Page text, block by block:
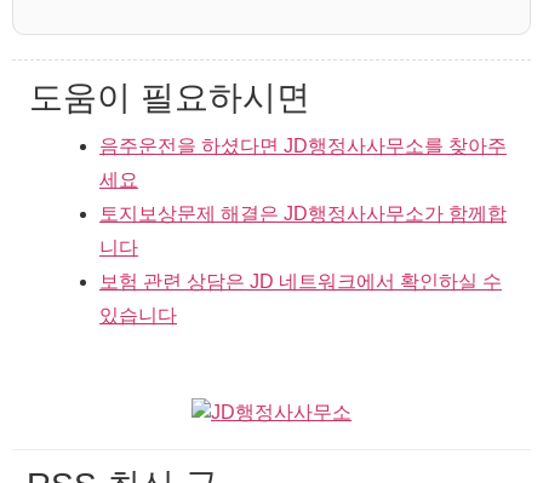
도움이 필요하시면
음주운전을 하셨다면 JD행정사사무소를 찾아주
세요
토지보상문제 해결은 JD행정사사무소가 함께합
니다
보험 관련 상담은 JD 네트워크에서 확인하실 수
있습니다